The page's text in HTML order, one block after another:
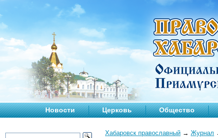
Новости Церковь Общество
Хабаровск православный → Журнал